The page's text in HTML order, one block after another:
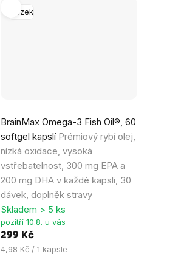
Mozek
BrainMax Omega-3 Fish Oil®, 60
softgel kapslí Prémiový rybí olej,
nízká oxidace, vysoká
vstřebatelnost, 300 mg EPA a
200 mg DHA v každé kapsli, 30
dávek, doplněk stravy
hodnocení
produktu
je
4,4
z
5
hvězdiček.
Skladem > 5 ks
pozítří 10.8. u vás
299 Kč
Měrná
4,98 Kč / 1 kapsle